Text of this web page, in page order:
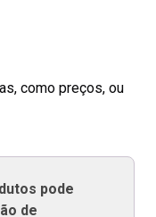
como preços, ou
pode
de